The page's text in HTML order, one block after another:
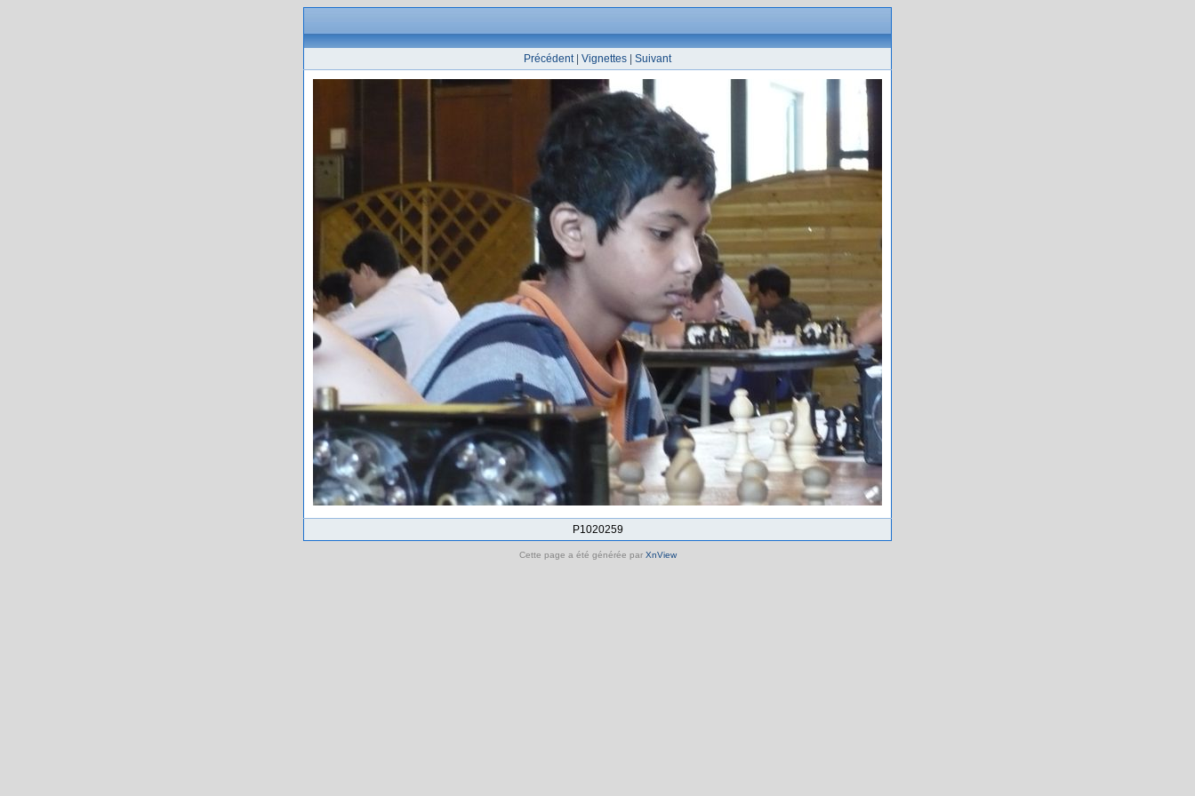
Précédent| Vignettes Suivant
P1020259
Cette page a été générée par XnView